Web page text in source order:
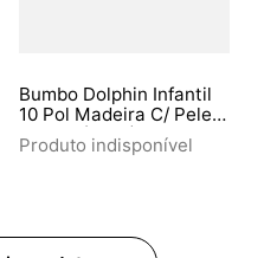
Bumbo Dolphin Infantil
10 Pol Madeira C/ Pele
Animal (8461)
Produto indisponível